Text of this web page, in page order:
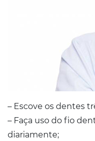
– Escove os dentes
– Faça uso do fio
diariamente;